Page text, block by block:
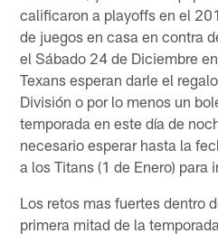
calificaron a playoffs en el
de juegos en casa en contra
el Sábado 24 de Diciembre
Texans esperan darle el
División o por lo menos un
temporada en este día de
necesario esperar hasta la
a los Titans (1 de Enero) para
Los retos mas fuertes dentro
primera mitad de la